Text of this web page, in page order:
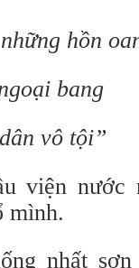
hồn
bang
vô tội”
viện nước
mình.
nhất